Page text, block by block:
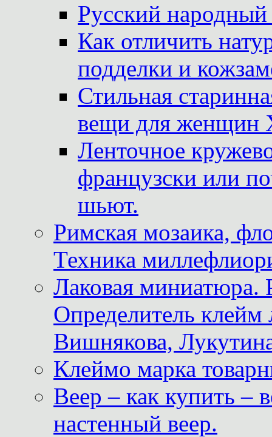
Русский
Как отличить
подделки и
Стильная
вещи для женщин
Ленточное
французски или
шьют.
Римская мозаика,
Техника
Лаковая миниатюра.
Определитель
Вишнякова,
Клеймо марка
Веер – как купить –
настенный веер.